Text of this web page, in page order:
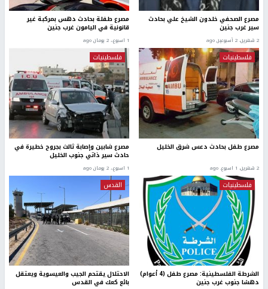
مصرع الصحفي خلدون الشيخ علي بحادث
سير غرب جنين
2 شهرين، 2 أسبوعين ago
مصرع طفلة بحادث دهس بمركبة غير
قانونية في اليامون غرب جنين
1 اسبوع.، 2 يومان ago
فلسطينيات
مصرع طفل بحادث دعس شرق الخليل
2 شهرين، 1 اسبوع. ago
فلسطينيات
مصرع شابين وإصابة ثالث بجروح خطيرة في
حادث سير ذاتي جنوب الخليل
1 اسبوع.، 2 يومان ago
فلسطينيات
الشرطة الفلسطينية: مصرع طفل (4 أعوام)
دهسًا جنوب غرب جنين
القدس
الاحتلال يقتحم الجيب والعيسوية ويعتقل
بائع كعك في القدس